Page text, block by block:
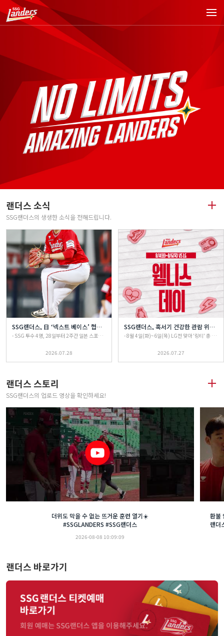
랜더스 소식
SSG랜더스의 생생한 소식을 전해드립니다.
SSG랜더스, 日 ‘넥스트 베이스’ 협업…최용준·이준기·김도현·변건우 파견
- SSG 투수 4명, 28일부터 2주간 일본 스포츠과학 전문 훈련기관 ‘넥스트 베이스’ 파견- 바이오메카닉스 분석 기반 투구 메커니즘 점검…선수별 맞춤형 훈련 방향 도출을 통한 기량 향상SSG랜더스(대표이사 김재섭, 이하 SSG)는 7월 28일(화)부터 8월 10일(월)까지 2주간 유망 투수 4명(최용준, 이준기, 김도현, 변건우)과 코칭스태프 2명을 일본 ‘NEXT BASE ATHLETES LAB(넥스트 베이스 애슬레틱 랩, 이하 넥스트 베이스)’에 파견한다.넥스트 베이스는 일본 치바현에 위치한 스포츠과학 기반 훈련 시설로, 선수별 투구 메커니즘과 신체 데이터를 정밀 분석해 맞춤형 훈련 방향을 제시하는 기관이다.추신수 구단주 보좌역(겸 육성총괄)이 구상해 온 '해외 선진 스포츠과학 시스템 도입'의 일환으로 진행되는 이번 파견은, 선수단의 하반기 1군 전력 구축과 미래 유망주의 성장을 조기에 도모하기 위해 마련됐다.SSG는 파견 대상을 향후 1군 전력화 가능성과 성장 잠재력을 종합적으로 고려해 선정했다. 150km/h급 구위를 지닌 파워형 자원부터 안정된 경기 운영 능력을 갖춘 선발 및 불펜 유망주까지 다양한 유형의 선수들로 구성했으며, 단기간 프로그램인 만큼 선수별 핵심 과제를 도출하고 귀국 후 곧바로 현장 훈련에 적용할 수 있는 실질적인 피드백 확보에 초점을 맞춘다.또한 SSG는 현지 분석 데이터를 코칭스태프와 실시간으로 공유하여 선수별 보완 방향을 일관성 있게 유지하고, 향후 마무리캠프와 비시즌 준비 과정에서도 해당 데이터를 지속 활용할 방침이다.추신수 보좌역은 “선수단의 하반기 1군 투수 뎁스 강화와 미래 전력 육성을 위해 구단 차원의 투자로 이번 파견을 결정하게 되었다”라며 “선수들과 코칭스태프가 첨단 바이오메카닉스 프로그램을 집중적으로 소화하여, 1군 무대에서 팀에 즉시 보탬이 되는 핵심 전력으로 한 단계 더 성장하길 기대한다”고 말했다.한편, SSG는 이번 파견을 계기로 해외 전문 훈련기관과의 협업 가능성을 확대하고, 관련 노하우를 내재화해 나갈 계획이다.
2026.07.28
SSG랜더스, 혹서기 건강한 관람 위한 '웰니스 데이' 진행
- 8월 4일(화)~6일(목) LG전 맞아 '링티' 총 3만 개 배포해 혹서기 팬들의 건강한 관람 지원- 다채로운 건강 테마 이벤트와 유명 보디빌더 김강민, 가수 솔비, 군조 등 시구·시타 행사 진행SSG랜더스(대표이사 김재섭, 이하 SSG)가 8월 4일(화)부터 6일(목)까지 인천SSG랜더스필드에서 열리는 LG트윈스와의 주중 3연전을 맞아, 혹서기 팬들의 건강하고 활기찬 야구 관람 환경 조성을 위한 ‘웰니스 데이(Wellness Day)’를 진행한다.무더운 여름철 야구장을 찾은 팬들의 안전한 관람과 수분 보충을 위해, 3연전 동안 총 3만 개의 ‘링티제로 레몬라임맛’ 음료를 선물한다. 해당 음료는 3연전 기간 내내 1, 3, 7번 게이트 인근에서 매일 1만 명의 입장객에게 선착순으로 배포된다.팬들이 직접 몸을 움직이며 활력을 얻을 수 있는 장내외 이벤트도 다채롭게 마련됐다. 경기 전 프론티어 스퀘어에서는 ‘웰니스 챌린지 부스’가 운영되며, 스톱워치 10.00초 맞추기, 악력왕, 스틱 잡기 등 남녀노소 누구나 즐겁게 참여할 수 있는 미니 게임을 통해 다양한 경품이 증정된다.경기 중에도 관람객들을 대상으로 ‘건강 충전 프로그램’이 펼쳐진다. 보디빌더를 이겨라(풀업 대결), 만보기 챌린지, 웰니스 스트레칭 타임 등 팬들에게 에너지를 불어넣을 이닝간 이벤트가 펼쳐진다. 이외에도 4일(화)에는 어메이징 로드와 레드 퍼레이드가, 6일(목)에는 팬 사인회 및 그라운드 포토투어가 진행되어 팬들에게 특별한 추억을 선사할 계획이다.한편, 이번 3연전의 승리를 기원하는 다채로운 시구가 진행된다. 4일(화)에는 유명 보디빌더 ‘김강민’이 시구에 나서며, 6일(목)에는 가수 겸 미술작가 ‘솔비’와 프로듀서 군조가 각각 시구와 시타를 맡아 경기 전 분위기를 한껏 달굴 예정이다.
2026.07.27
랜더스 스토리
SSG랜더스의 업로드 영상을 확인하세요!
더위도 막을 수 없는 뜨거운 훈련 열기☀️
#SSGLANDERS #SSG랜더스
2026-08-08 10:09:09
랜더스 바로가기